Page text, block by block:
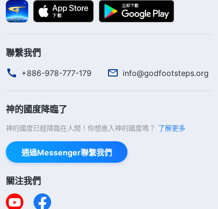
話：「 為你們的祝福你們可曾接受？為你們的應許你
們可曾去追求？你們必在我光的引領之下而衝破黑暗
勢力的壓制，必在黑暗之中不失去光的引領，必在萬
物之中做主人，必在撒但之前做
的國垮台之際，而站立在萬人之中作我的得勝之證
《話・卷一 神的顯現與作工・神向全宇的説話・第十九
篇》神話語的力量是無窮的，使我信心百倍，有了與
撒但争戰到底的决心。等惡警打累了之後，他又問
我：「説不説？」我堅定地説：「你打死我我也不知
道！」惡警一聽没招兒了，把繩子一扔，説：「你他
媽的還真硬，十頭牛也拉不回來，你還真行，死也不
聯繫我們
+886-978-777-179 info@godfootsteps.org
神的國度降臨了
神的國度已經降臨在人間！你想進入神的國度嗎？ 了解更多
通過Messenger聯繫我們
關注我們